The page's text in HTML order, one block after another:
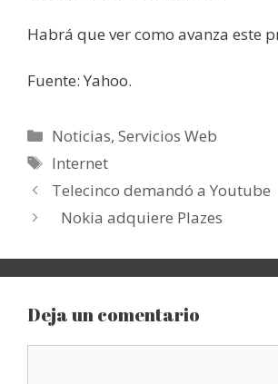
Habrá que ver como avanza este
Fuente: Yahoo.
Categorías
Noticias,Servicios Web
Etiquetas
Internet
Telecinco demandó a Youtube
Nokia adquiere Plazes
Deja un comentario